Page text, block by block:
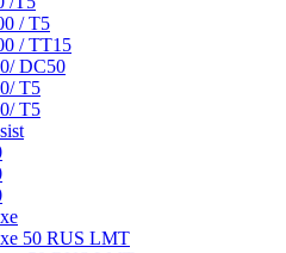
/ T5
/ TT15
DC50
T5
T5
50 RUS LMT